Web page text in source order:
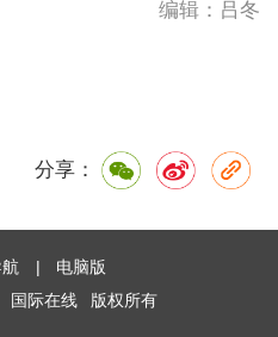
编辑：吕冬
分享：
|
电脑版
国际在线 版权所有